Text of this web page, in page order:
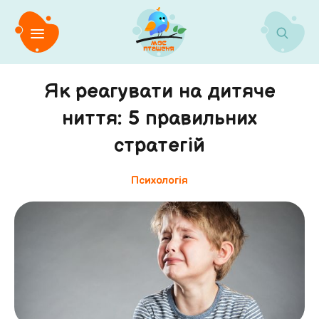
Як реагувати на дитяче
ниття: 5 правильних
стратегій
Психологія